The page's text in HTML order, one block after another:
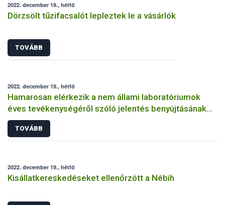
2022. december 19., hétfő
Dörzsölt tűzifacsalót lepleztek le a vásárlók
TOVÁBB
2022. december 19., hétfő
Hamarosan elérkezik a nem állami laboratóriumok
éves tevékenységéről szóló jelentés benyújtásának
határideje
TOVÁBB
2022. december 19., hétfő
Kisállatkereskedéseket ellenőrzött a Nébih